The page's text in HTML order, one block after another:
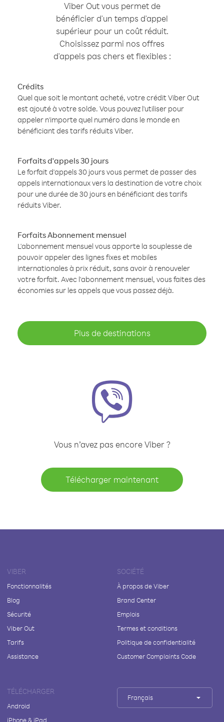
Viber Out vous permet de
bénéficier d'un temps d'appel
supérieur pour un coût réduit.
Choisissez parmi nos offres
d'appels pas chers et flexibles :
Crédits
Quel que soit le montant acheté, votre crédit Viber Out
est ajouté à votre solde. Vous pouvez l'utiliser pour
appeler n'importe quel numéro dans le monde en
bénéficiant des tarifs réduits Viber.
Forfaits d'appels 30 jours
Le forfait d'appels 30 jours vous permet de passer des
appels internationaux vers la destination de votre choix
pour une durée de 30 jours en bénéficiant des tarifs
réduits Viber.
Forfaits Abonnement mensuel
L'abonnement mensuel vous apporte la souplesse de
pouvoir appeler des lignes fixes et mobiles
internationales à prix réduit, sans avoir à renouveler
votre forfait. Avec l'abonnement mensuel, vous faites des
économies sur les appels que vous passez déjà.
Plus de destinations
Vous n’avez pas encore Viber ?
Télécharger maintenant
VIBER
Fonctionnalités
Blog
Sécurité
Viber Out
Tarifs
Assistance
SOCIÉTÉ
À propos de Viber
Brand Center
Emplois
Termes et conditions
Politique de confidentialité
Customer Complaints Code
TÉLÉCHARGER
Android
iPhone & iPad
Français